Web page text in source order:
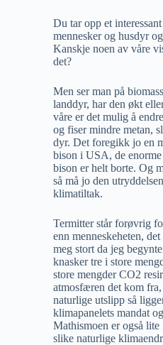
Du tar opp et
mennesker og husdyr
Kanskje noen av våre
det?
Men ser man på
landdyr, har den økt
våre er det mulig å
og fiser mindre metan,
dyr. Det foregikk jo en
bison i USA, de
bison er helt borte. Og
så må jo den
klimatiltak.
Termitter står forøvrig
enn menneskeheten,
meg stort da jeg
knasker tre i store
store mengder CO2
atmosfæren det kom
naturlige utslipp så
klimapanelets mandat
Mathismoen er også
slike naturlige